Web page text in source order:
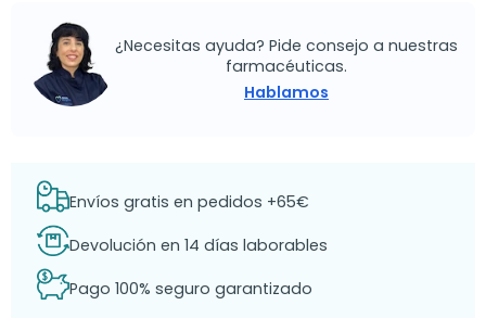
¿Necesitas ayuda? Pide consejo a nuestras
farmacéuticas.
Hablamos
Envíos gratis en pedidos +65€
Devolución en 14 días laborables
Pago 100% seguro garantizado